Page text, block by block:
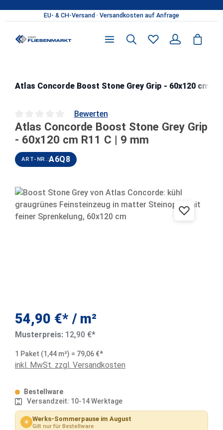
Zum Hauptinhalt springen
Atlas Concorde Boost Stone Grey Grip - 60x120 cm
Durchschnittliche Bewertung von 0 von 5 Sternen
Bewerten
Atlas Concorde Boost Stone Grey Grip
- 60x120 cm R11 C | 9 mm
ART-NR.:A6Q8
Bildergalerie überspringen
54,90 €* / m²
Musterpreis: 12,90 €*
1 Paket (1,44 m²) = 79,06 €*
inkl. MwSt. zzgl. Versandkosten
Bestellware
Versandzeit: 10-14 Werktage
☀ Werks-Sommerpause im August
Gilt nur für Bestellware